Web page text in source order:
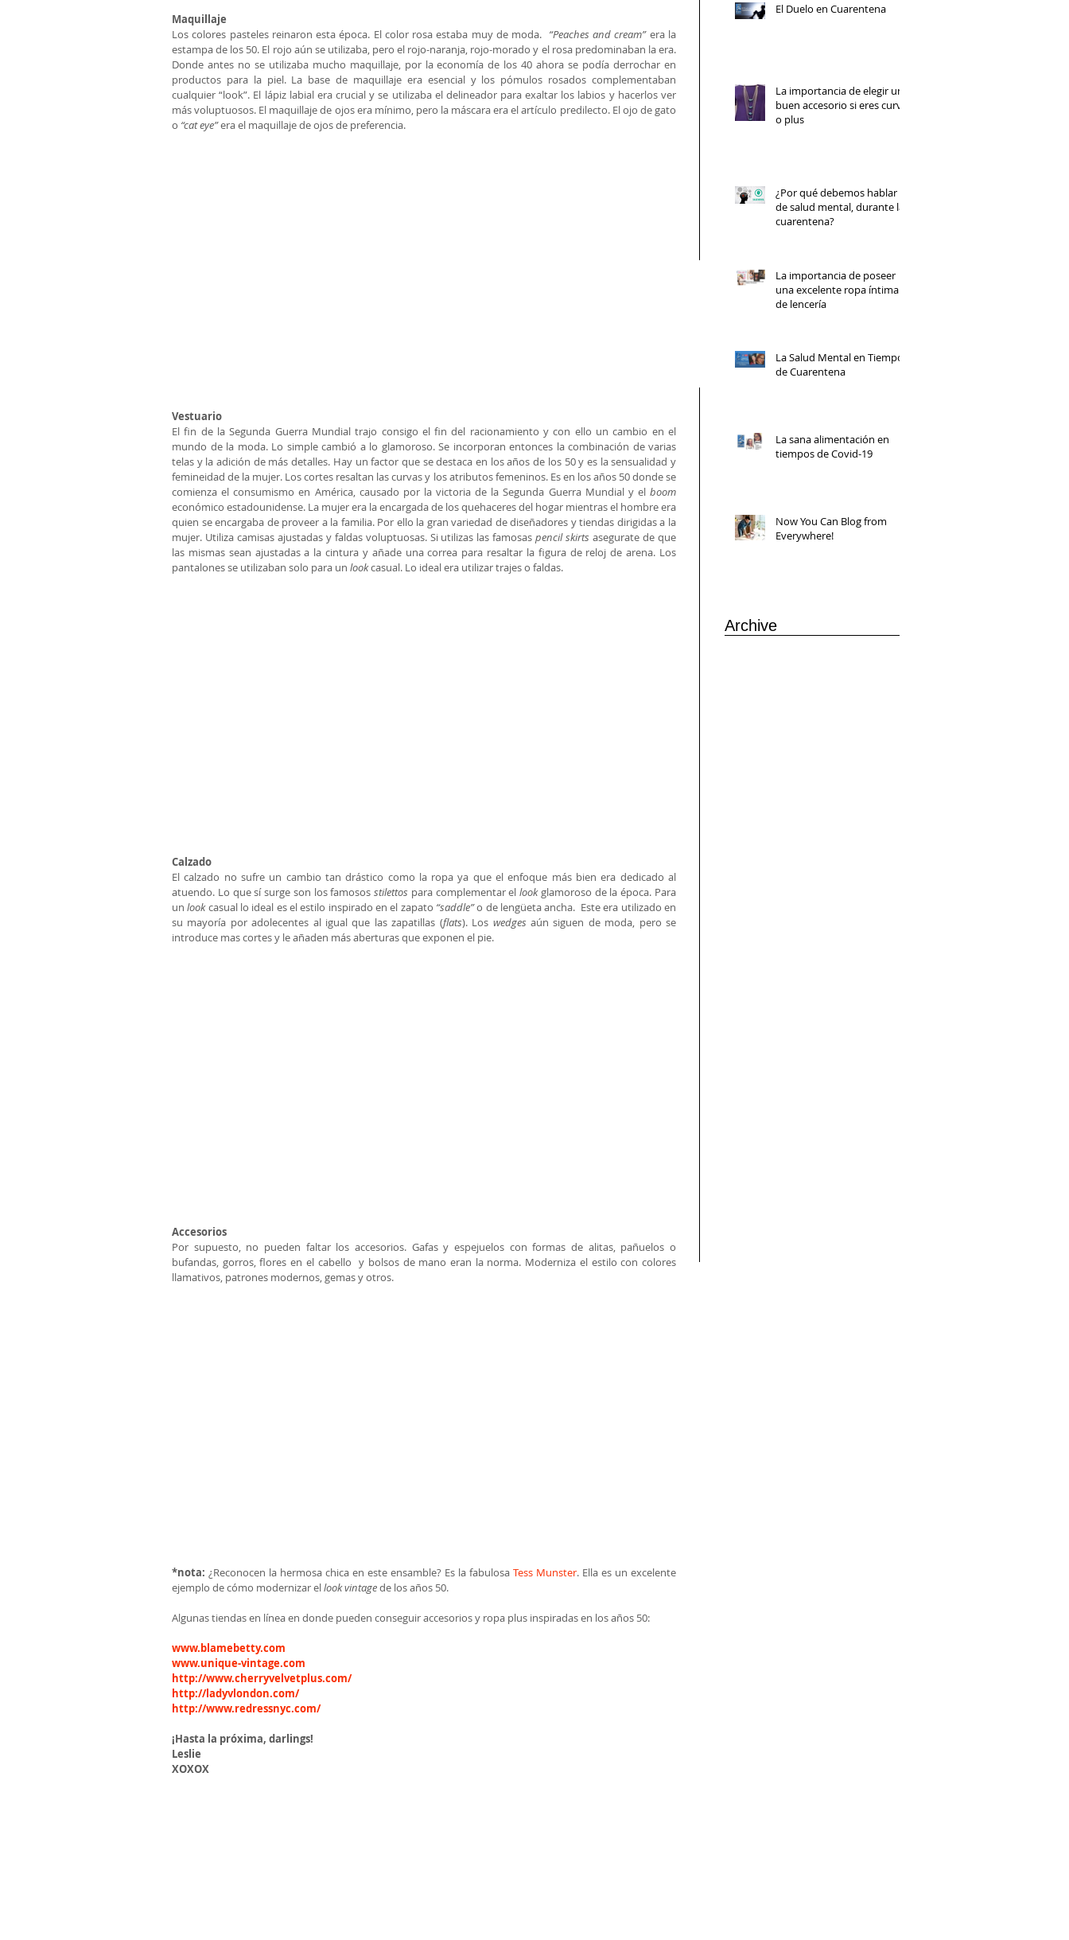
El Duelo en Cuarentena
La importancia de elegir un
buen accesorio si eres curvy
o plus
¿Por qué debemos hablar
de salud mental, durante la
cuarentena?
La importancia de poseer
una excelente ropa íntima y
de lencería
La Salud Mental en Tiempos
de Cuarentena
La sana alimentación en
tiempos de Covid-19
Now You Can Blog from
Everywhere!
Maquillaje
Los colores pasteles reinaron esta época. El color rosa estaba muy de moda. “Peaches and cream” era la
estampa de los 50. El rojo aún se utilizaba, pero el rojo-naranja, rojo-morado y el rosa predominaban la era.
Donde antes no se utilizaba mucho maquillaje, por la economía de los 40 ahora se podía derrochar en
productos para la piel. La base de maquillaje era esencial y los pómulos rosados complementaban
cualquier “look”. El lápiz labial era crucial y se utilizaba el delineador para exaltar los labios y hacerlos ver
más voluptuosos. El maquillaje de ojos era mínimo, pero la máscara era el artículo predilecto. El ojo de gato
o “cat eye” era el maquillaje de ojos de preferencia.
Vestuario
El fin de la Segunda Guerra Mundial trajo consigo el fin del racionamiento y con ello un cambio en el
mundo de la moda. Lo simple cambió a lo glamoroso. Se incorporan entonces la combinación de varias
telas y la adición de más detalles. Hay un factor que se destaca en los años de los 50 y es la sensualidad y
femineidad de la mujer. Los cortes resaltan las curvas y los atributos femeninos. Es en los años 50 donde se
comienza el consumismo en América, causado por la victoria de la Segunda Guerra Mundial y el boom
económico estadounidense. La mujer era la encargada de los quehaceres del hogar mientras el hombre era
quien se encargaba de proveer a la familia. Por ello la gran variedad de diseñadores y tiendas dirigidas a la
mujer. Utiliza camisas ajustadas y faldas voluptuosas. Si utilizas las famosas pencil skirts asegurate de que
las mismas sean ajustadas a la cintura y añade una correa para resaltar la figura de reloj de arena. Los
pantalones se utilizaban solo para un look casual. Lo ideal era utilizar trajes o faldas.
Calzado
El calzado no sufre un cambio tan drástico como la ropa ya que el enfoque más bien era dedicado al
atuendo. Lo que sí surge son los famosos stilettos para complementar el look glamoroso de la época. Para
un look casual lo ideal es el estilo inspirado en el zapato “saddle” o de lengüeta ancha.  Este era utilizado en
su mayoría por adolecentes al igual que las zapatillas (flats). Los wedges aún siguen de moda, pero se
introduce mas cortes y le añaden más aberturas que exponen el pie.
Accesorios
Por supuesto, no pueden faltar los accesorios. Gafas y espejuelos con formas de alitas, pañuelos o
bufandas, gorros, flores en el cabello  y bolsos de mano eran la norma. Moderniza el estilo con colores
llamativos, patrones modernos, gemas y otros.
*nota: ¿Reconocen la hermosa chica en este ensamble? Es la fabulosa Tess Munster. Ella es un excelente
ejemplo de cómo modernizar el look vintage de los años 50.
Algunas tiendas en línea en donde pueden conseguir accesorios y ropa plus inspiradas en los años 50:
www.blamebetty.com
www.unique-vintage.com
http://www.cherryvelvetplus.com/
http://ladyvlondon.com/
http://www.redressnyc.com/
¡Hasta la próxima, darlings!
Leslie
XOXOX
Archive